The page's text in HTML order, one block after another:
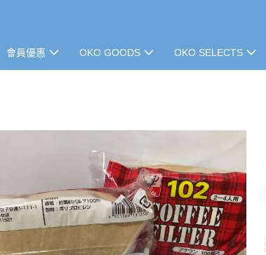
會員優惠 OKO GOODS OKO SELECTS